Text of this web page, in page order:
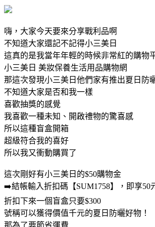
嗨，大家今天要來分享戰利品啊
不知道大家還記不記得小三美日
這真的是我當年年輕的時候非常紅的購物
小三美日 美妝保養生活用品購物網
那這次發現小三美日他們家有推出夏日防
不知道大家是否和我一樣
喜歡抽獎的感覺
我喜歡一種未知、開啟禮物的驚喜感
所以這種盲盒開箱
超級符合我的喜好
所以我又衝動購買了
這次剛好有小三美日的$50購物金
➡️結帳輸入折扣碼【SUM1758】，即享50
折扣下來一個盲盒只要$300
號稱可以獲得價值千元的夏日防曬好物！